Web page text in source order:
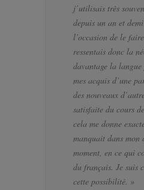
j’utilisais très
depuis un an et
l’occasion de le
ressentais donc la
davantage la
mes acquis d’une
des nouveaux
satisfaite du cours
cela me donne
manquait dans mon
moment, en ce qui
du français. Je suis
cette possibilité. »